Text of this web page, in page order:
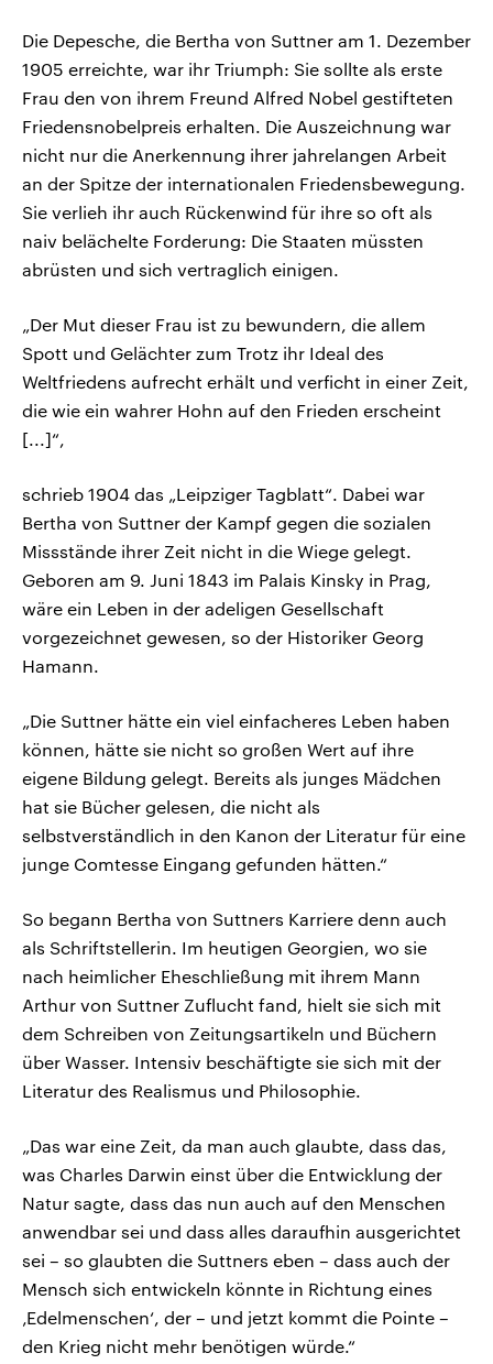
Die Depesche, die Bertha von Suttner am 1. Dezember
1905 erreichte, war ihr Triumph: Sie sollte als erste
Frau den von ihrem Freund Alfred Nobel gestifteten
Friedensnobelpreis erhalten. Die Auszeichnung war
nicht nur die Anerkennung ihrer jahrelangen Arbeit
an der Spitze der internationalen Friedensbewegung.
Sie verlieh ihr auch Rückenwind für ihre so oft als
naiv belächelte Forderung: Die Staaten müssten
abrüsten und sich vertraglich einigen.
„Der Mut dieser Frau ist zu bewundern, die allem
Spott und Gelächter zum Trotz ihr Ideal des
Weltfriedens aufrecht erhält und verficht in einer Zeit,
die wie ein wahrer Hohn auf den Frieden erscheint
[...]“,
schrieb 1904 das „Leipziger Tagblatt“. Dabei war
Bertha von Suttner der Kampf gegen die sozialen
Missstände ihrer Zeit nicht in die Wiege gelegt.
Geboren am 9. Juni 1843 im Palais Kinsky in Prag,
wäre ein Leben in der adeligen Gesellschaft
vorgezeichnet gewesen, so der Historiker Georg
Hamann.
„Die Suttner hätte ein viel einfacheres Leben haben
können, hätte sie nicht so großen Wert auf ihre
eigene Bildung gelegt. Bereits als junges Mädchen
hat sie Bücher gelesen, die nicht als
selbstverständlich in den Kanon der Literatur für eine
junge Comtesse Eingang gefunden hätten.“
So begann Bertha von Suttners Karriere denn auch
als Schriftstellerin. Im heutigen Georgien, wo sie
nach heimlicher Eheschließung mit ihrem Mann
Arthur von Suttner Zuflucht fand, hielt sie sich mit
dem Schreiben von Zeitungsartikeln und Büchern
über Wasser. Intensiv beschäftigte sie sich mit der
Literatur des Realismus und Philosophie.
„Das war eine Zeit, da man auch glaubte, dass das,
was Charles Darwin einst über die Entwicklung der
Natur sagte, dass das nun auch auf den Menschen
anwendbar sei und dass alles daraufhin ausgerichtet
sei – so glaubten die Suttners eben – dass auch der
Mensch sich entwickeln könnte in Richtung eines
‚Edelmenschen‘, der – und jetzt kommt die Pointe –
den Krieg nicht mehr benötigen würde.“